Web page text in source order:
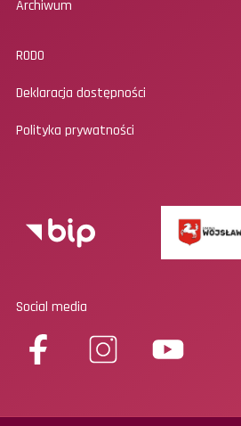
Archiwum
RODO
Deklaracja dostępności
Polityka prywatności
Social media